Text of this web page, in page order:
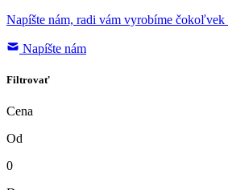
Napíšte nám, radi vám vyrobíme čokoľvek
Napíšte nám
Filtrovať
Cena
Od
0